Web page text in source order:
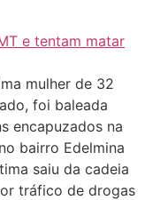
mulher de 32
foi baleada
encapuzados na
bairro Edelmina
saiu da cadeia
tráfico de drogas